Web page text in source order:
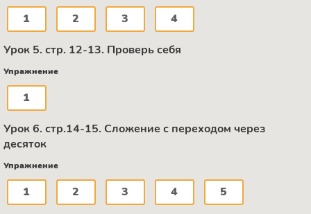
1 2 3 4
Урок 5. стр. 12-13. Проверь себя
Упражнение
1
Урок 6. стр.14-15. Сложение с переходом через
десяток
Упражнение
1 2 3 4 5